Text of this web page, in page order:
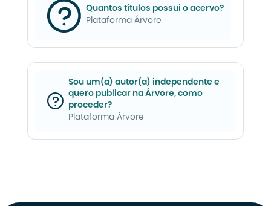
Quantos títulos possui o acervo?
Plataforma Árvore
Sou um(a) autor(a) independente e
quero publicar na Árvore, como
proceder?
Plataforma Árvore